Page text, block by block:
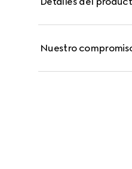
calor, la humedad,
Nuestro